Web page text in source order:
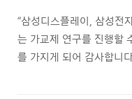
“삼성디스플레이, 삼성전
는 가교제 연구를 진행할
를 가지게 되어 감사합니